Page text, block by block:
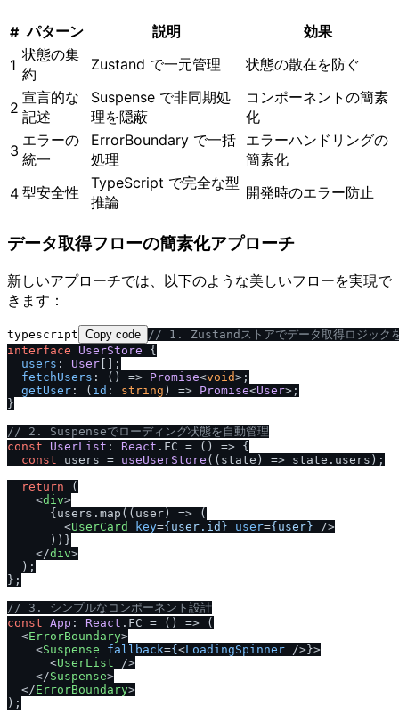
# パターン 説明
効果
1
状態の集
約
Zustand で一元管理 状態の散在を防ぐ
2
宣言的な
記述
Suspense で非同期処
理を隠蔽
コンポーネントの簡素
化
3
エラーの
統一
ErrorBoundary で一括
処理
エラーハンドリングの
簡素化
4 型安全性
TypeScript で完全な型
推論
開発時のエラー防止
データ取得フローの簡素化アプローチ
新しいアプローチでは、以下のような美しいフローを実現で
きます：
typescript Copy code // 1. Zustandストアでデータ取得ロジック
interface
UserStore {
users : User [];
fetchUsers : () => Promise<void>;
getUser : ( id : string ) => Promise<User>;
}
// 2. Suspenseでローディング状態を自動管理
const
UserList : React . FC = () => {
const users = useUserStore ( ( state ) => state. users );
return (
<div>
      {users.map((user) => (
<UserCard key={user.id} user={user} />
      ))}
</div>
  );
};
// 3. シンプルなコンポーネント設計
const App : React . FC = () => (
<ErrorBoundary>
<Suspense fallback={ <LoadingSpinner /> }>
<UserList />
</Suspense>
</ErrorBoundary>